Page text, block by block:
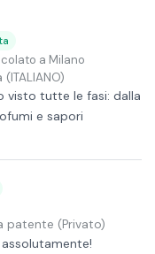
a Milano
visto tutte le fasi: dalla
e sapori
patente (Privato)